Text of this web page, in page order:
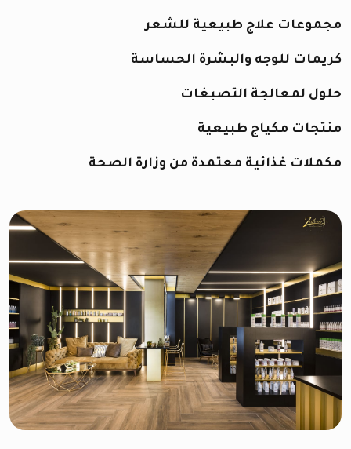
مجموعات علاج طبيعية للشعر
كريمات للوجه والبشرة الحساسة
حلول لمعالجة التصبغات
منتجات مكياج طبيعية
مكملات غذائية معتمدة من وزارة الصحة